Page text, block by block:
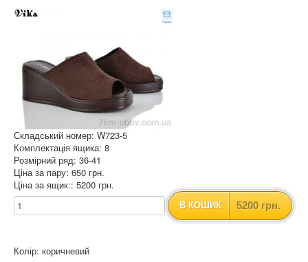
Складський номер: W723-5
Комплектація ящика: 8
Розмірний ряд: 36-41
Ціна за пару: 650 грн.
Ціна за ящик:: 5200 грн.
В КОШИК 5200 грн.
Колір: коричневий